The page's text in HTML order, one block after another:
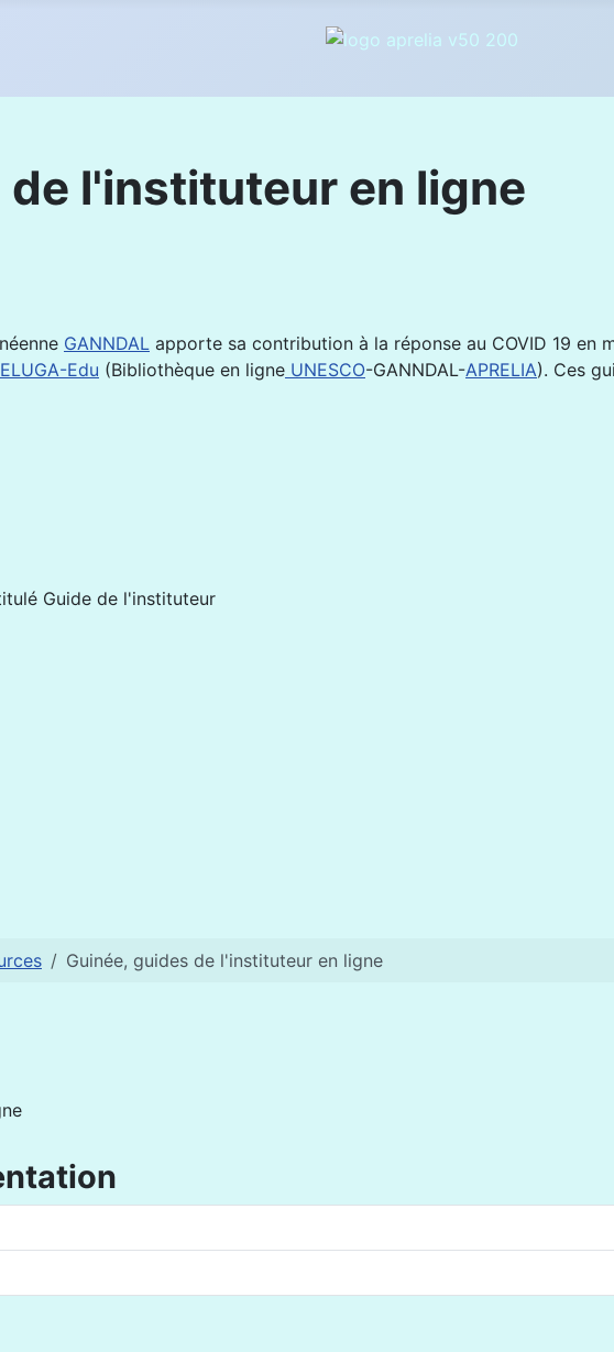
de l'instituteur en ligne
GANNDAL apporte sa contribution à la réponse au COVID 19
Edu (Bibliothèque en ligne UNESCO-GANNDAL-APRELIA). Ces
Guide de l'instituteur
le Rwanda bâtit un système éducatif résilient
Guinée, guides de l'instituteur en ligne